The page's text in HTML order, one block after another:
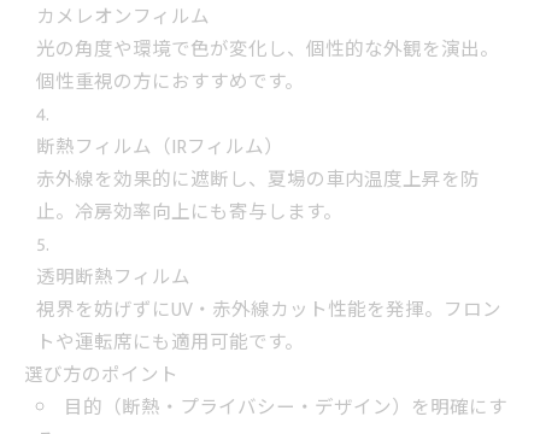
カメレオンフィルム
光の角度や環境で色が変化し、個性的な外観を演出。
個性重視の方におすすめです。
断熱フィルム（IRフィルム）
赤外線を効果的に遮断し、夏場の車内温度上昇を防
止。冷房効率向上にも寄与します。
透明断熱フィルム
視界を妨げずにUV・赤外線カット性能を発揮。フロン
トや運転席にも適用可能です。
選び方のポイント
目的（断熱・プライバシー・デザイン）を明確にす